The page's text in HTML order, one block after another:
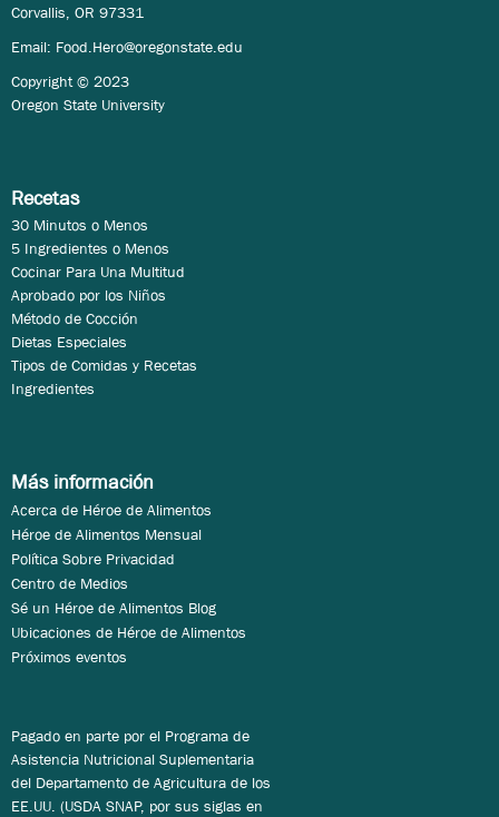
Corvallis, OR 97331
Email: Food.Hero@oregonstate.edu
Copyright © 2023
Oregon State University
Recetas
30 Minutos o Menos
5 Ingredientes o Menos
Cocinar Para Una Multitud
Aprobado por los Niños
Método de Cocción
Dietas Especiales
Tipos de Comidas y Recetas
Ingredientes
Más información
Acerca de Héroe de Alimentos
Héroe de Alimentos Mensual
Política Sobre Privacidad
Centro de Medios
Sé un Héroe de Alimentos Blog
Ubicaciones de Héroe de Alimentos
Próximos eventos
Pagado en parte por el Programa de
Asistencia Nutricional Suplementaria
del Departamento de Agricultura de los
EE.UU. (USDA SNAP, por sus siglas en